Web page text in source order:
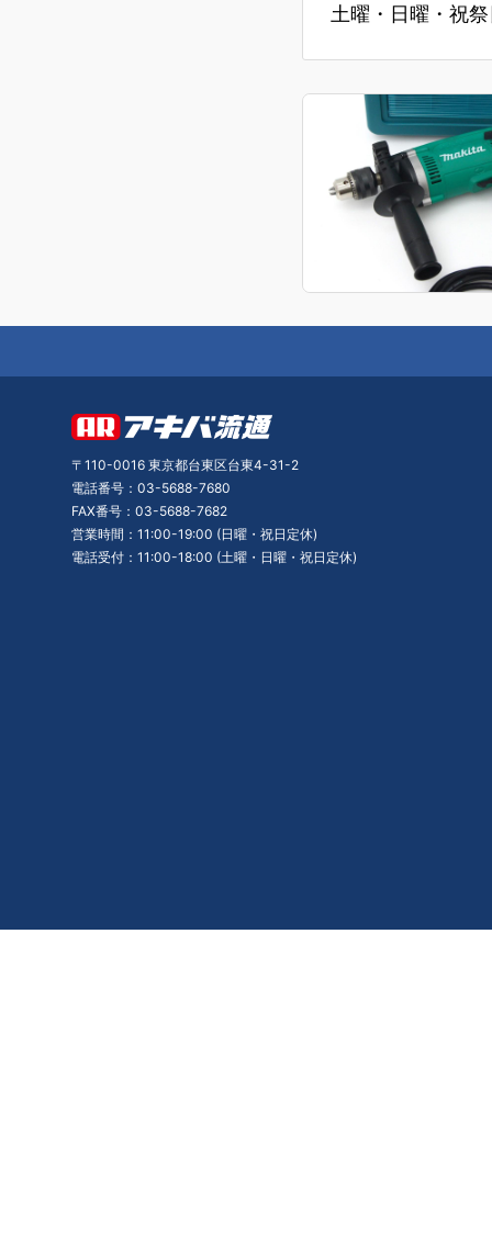
土曜・日曜・祝
〒110-0016 東京都台東区台東4-31-2
電話番号：03-5688-7680
FAX番号：03-5688-7682
営業時間：11:00-19:00 (日曜・祝日定休)
電話受付：11:00-18:00 (土曜・日曜・祝日定休)